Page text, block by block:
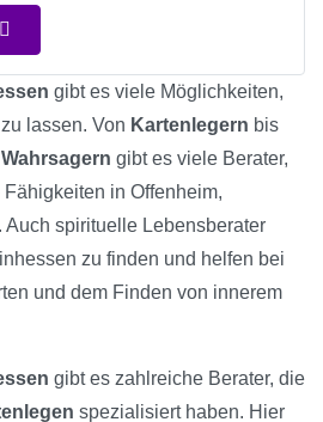
gibt es viele Möglichkeiten,
zu lassen. Von Kartenlegern bis
Wahrsagern gibt es viele Berater,
in Offenheim,
spirituelle Lebensberater
zu finden und helfen bei
und dem Finden von innerem
gibt es zahlreiche Berater, die
spezialisiert haben. Hier